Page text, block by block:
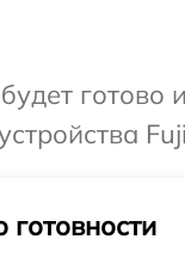
будет